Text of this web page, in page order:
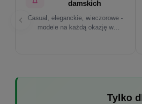
damskich
Casual, eleganckie, wieczorowe -
modele na każdą okazję w
Tylko